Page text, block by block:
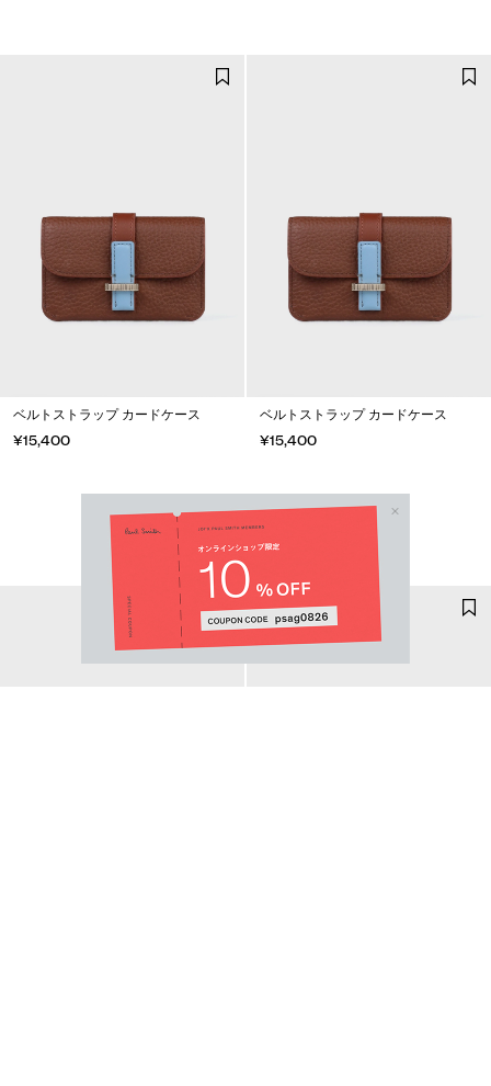
ベルトストラップ カードケース
¥15,400
ベルトストラップ カードケース
¥15,400